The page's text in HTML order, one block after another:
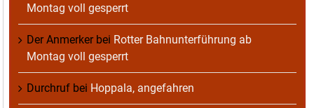
Montag voll gesperrt
Der Anmerkerbei Rotter Bahnunterführung ab
Montag voll gesperrt
Durchruf bei Hoppala, angefahren